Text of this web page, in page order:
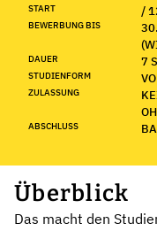
START /
BEWERBUNG BIS
DAUER 7
STUDIENFORM
ZULASSUNG
ABSCHLUSS
Überblick
Das macht den